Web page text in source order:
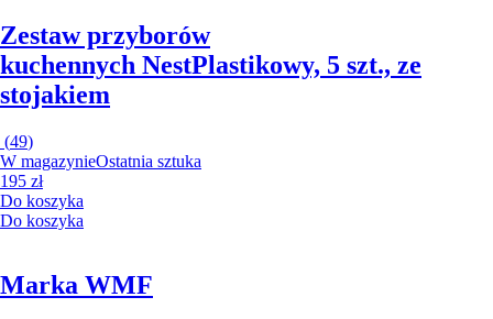
Zestaw przyborów
kuchennych NestPlastikowy, 5 szt., ze
stojakiem
(49)
W magazynieOstatnia sztuka
195 zł
Do koszyka
Do koszyka
Marka WMF